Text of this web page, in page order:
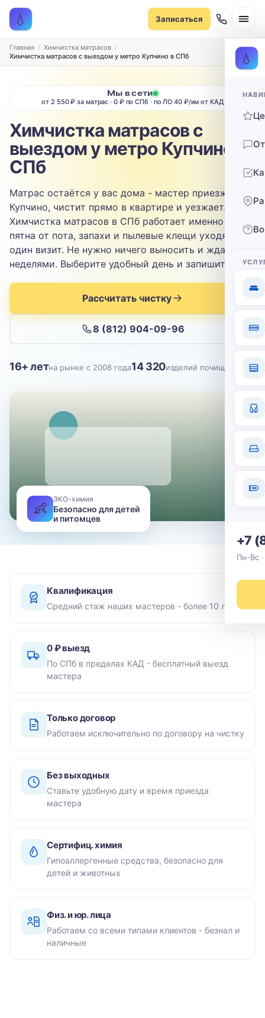
💧 Записаться
Записаться на химчистку
Рассчитаем стоимость и подберём удобное время
ТИП МЕБЕЛИ
ТИП ОБИВКИ
Выберите ткань…
ЗАГРЯЗНЕНИЕ
Выберите загрязнение…
ТЕЛЕФОН
Отправить
Нажимая кнопку, вы соглашаетесь сполитикой конфиденциальности
💧
+7
Пн-Вс
Главная
Химчистка матрасов
Химчистка матрасов с выездом у метро Купчино в СПб
Мы в сети
от 2 550 ₽ за матрас · 0 ₽ по СПб · по ЛО 40 ₽/км от КАД
Химчистка матрасов с
выездом у метро Купчино в
СПб
Матрас остаётся у вас дома - мастер приезжает в
Купчино, чистит прямо в квартире и уезжает.
Химчистка матрасов в СПб работает именно так:
пятна от пота, запахи и пылевые клещи уходят за
один визит. Не нужно ничего выносить и ждать
неделями. Выберите удобный день и запишитесь.
Рассчитать чистку
8 (812) 904-09-96
16+ летна рынке с 2008 года14 320изделий почищено
👶
ЭКО-химия
Безопасно для детей
и питомцев
Квалификация
Средний стаж наших мастеров - более 10 лет
0 ₽ выезд
По СПб в пределах КАД - бесплатный выезд
мастера
Только договор
Работаем исключительно по договору на чистку
Без выходных
Ставьте удобную дату и время приезда
мастера
Сертифиц. химия
Гипоаллергенные средства, безопасно для
детей и животных
Физ. и юр. лица
Работаем со всеми типами клиентов - безнал и
наличные